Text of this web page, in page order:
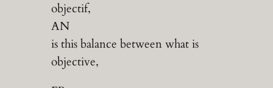
objectif,
AN
is this balance between what is
objective,